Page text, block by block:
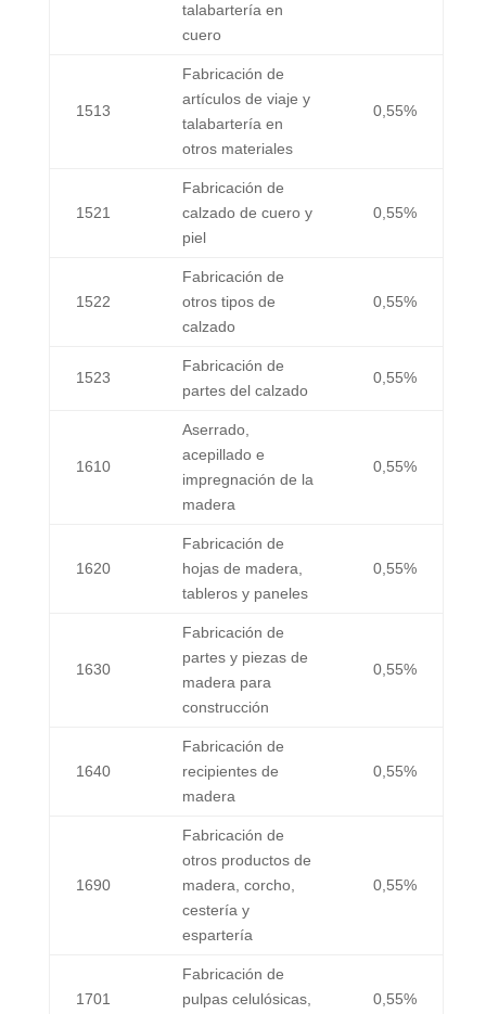
talabartería en
cuero
1513
Fabricación de
artículos de viaje y
talabartería en
otros materiales
0,55%
1521
Fabricación de
calzado de cuero y
piel
0,55%
1522
Fabricación de
otros tipos de
calzado
0,55%
1523
Fabricación de
partes del calzado
0,55%
1610
Aserrado,
acepillado e
impregnación de la
madera
0,55%
1620
Fabricación de
hojas de madera,
tableros y paneles
0,55%
1630
Fabricación de
partes y piezas de
madera para
construcción
0,55%
1640
Fabricación de
recipientes de
madera
0,55%
1690
Fabricación de
otros productos de
madera, corcho,
cestería y
espartería
0,55%
1701
Fabricación de
pulpas celulósicas,
0,55%